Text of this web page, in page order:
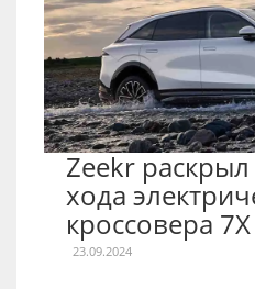
Zeekr
хода
кроссовера 7X
23.09.2024